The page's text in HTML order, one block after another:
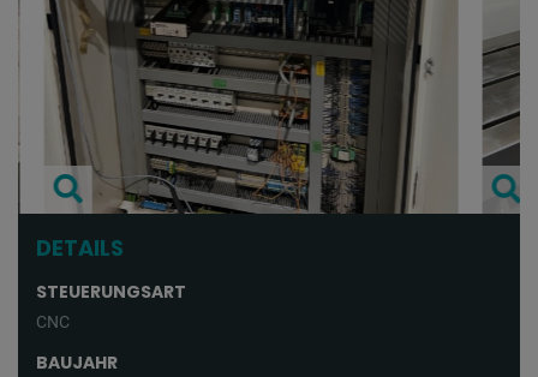
DETAILS
STEUERUNGSART
CNC
BAUJAHR